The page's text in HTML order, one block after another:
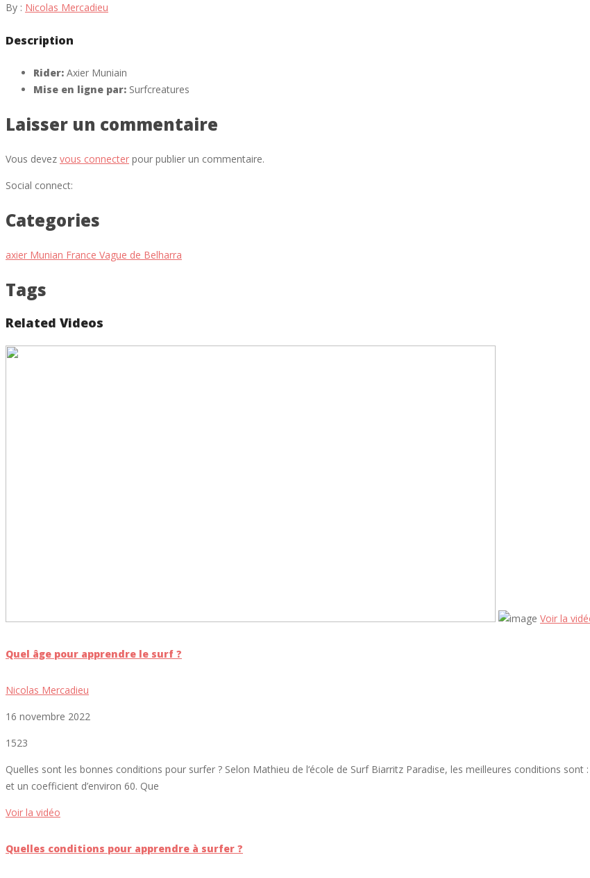
By : Nicolas Mercadieu
Description
Rider: Axier Muniain
Mise en ligne par: Surfcreatures
Laisser un commentaire
Vous devez vous connecter pour publier un commentaire.
Social connect:
Categories
axier Munian France Vague de Belharra
Tags
Related Videos
Voir la
Quel âge pour apprendre le surf ?
Nicolas Mercadieu
16 novembre 2022
1523
Quelles sont les bonnes conditions pour surfer ? Selon Mathieu de l‘école de Surf Biarritz Paradise, les meilleures conditions
et un coefficient d’environ 60. Que
Voir la vidéo
Quelles conditions pour apprendre à surfer ?